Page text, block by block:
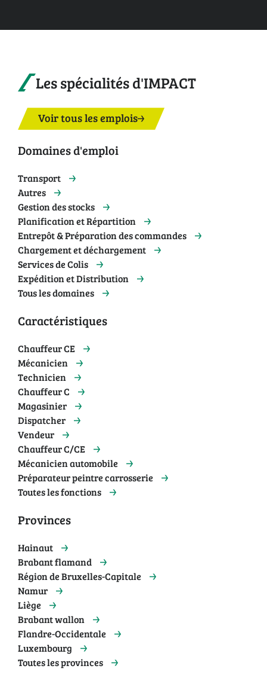
Les spécialités d'IMPACT
Voir tous les emplois
Domaines d'emploi
Transport
Autres
Gestion des stocks
Planification et Répartition
Entrepôt & Préparation des commandes
Chargement et déchargement
Services de Colis
Expédition et Distribution
Tous les domaines
Caractéristiques
Chauffeur CE
Mécanicien
Technicien
Chauffeur C
Magasinier
Dispatcher
Vendeur
Chauffeur C/CE
Mécanicien automobile
Préparateur peintre carrosserie
Toutes les fonctions
Provinces
Hainaut
Brabant flamand
Région de Bruxelles-Capitale
Namur
Liège
Brabant wallon
Flandre-Occidentale
Luxembourg
Toutes les provinces